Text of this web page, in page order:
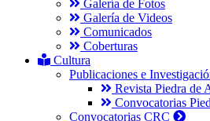
Galería de Fotos
Galería de Videos
Comunicados
Coberturas
Cultura
Publicaciones e
Revista Piedra de
Convocatorias
Convocatorias CRC